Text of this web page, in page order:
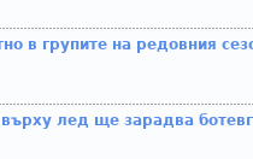
в групите на редовния
върху лед ще зарадва